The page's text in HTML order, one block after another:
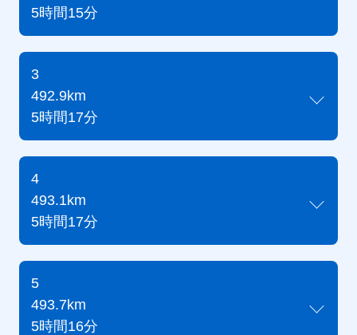
5時間15分
3
492.9km
5時間17分
4
493.1km
5時間17分
5
493.7km
5時間16分